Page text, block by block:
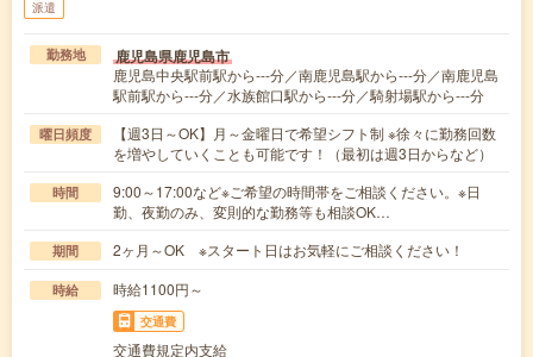
派遣
勤務地 鹿児島県鹿児島市
鹿児島中央駅前駅から---分／南鹿児島駅から---分／南鹿児島
駅前駅から---分／水族館口駅から---分／騎射場駅から---分
曜日頻度
【週3日～OK】月～金曜日で希望シフト制 ※徐々に勤務回数
を増やしていくことも可能です！（最初は週3日からなど）
時間
9:00～17:00など※ご希望の時間帯をご相談ください。※日
勤、夜勤のみ、変則的な勤務等も相談OK…
期間 2ヶ月～OK ※スタート日はお気軽にご相談ください！
時給 時給1100円～
交通費
交通費規定内支給